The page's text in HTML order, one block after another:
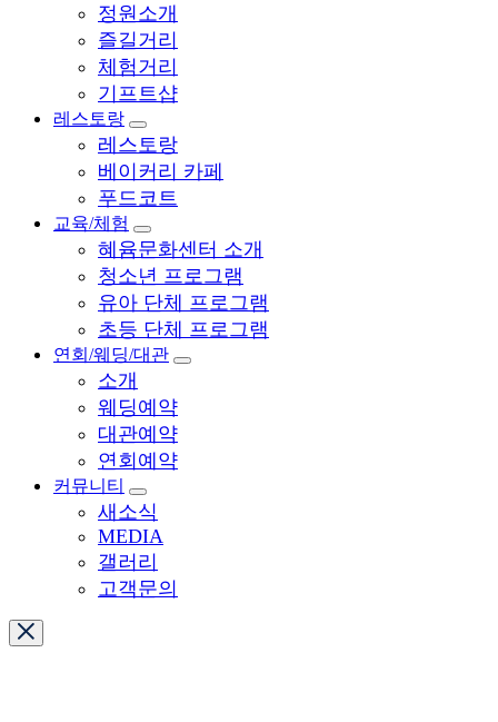
정원소개
즐길거리
체험거리
기프트샵
레스토랑
레스토랑
베이커리 카페
푸드코트
교육/체험
혜윰문화센터 소개
청소년 프로그램
유아 단체 프로그램
초등 단체 프로그램
연회/웨딩/대관
소개
웨딩예약
대관예약
연회예약
커뮤니티
새소식
MEDIA
갤러리
고객문의